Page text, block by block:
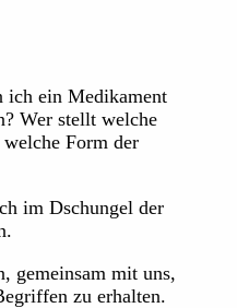
ich ein Medikament
Wer stellt welche
Form der
im Dschungel der
gemeinsam mit uns,
zu erhalten.